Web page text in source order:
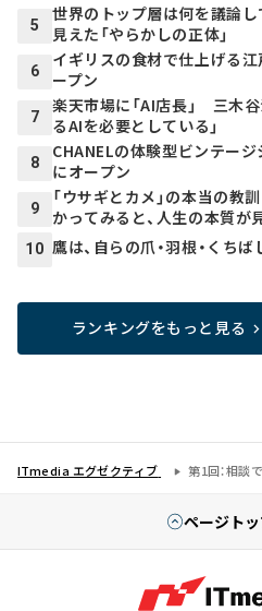
5
世界のトップ層は何を議論
見えた「やらかしの正体」
6
イギリスの食材で仕上げる江
ープン
7
楽天市場に「AI店長」 三木
るAIを必要としている」
8
CHANELの体験型ビンテージ
にオープン
9
「ウサギとカメ」の本当の教
かってみると、人生の本質が
10 鷹は、自らの爪・羽根・くち
ランキングをもっと見る
ITmedia エグゼクティブ 第1回：相談
ページト